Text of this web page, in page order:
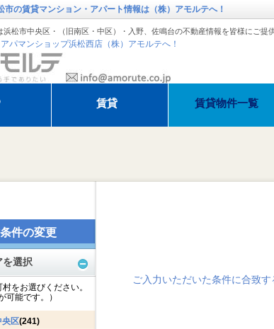
件の変更
を選択
をお選びください。
可能です。）
央区(241)
市の賃貸マンション・アパート情報は（株）アモルテへ！
浜松市中央区・（旧南区・中区）・入野、佐鳴台の不動産情報を皆様にご提
パマンショップ浜松西店（株）アモルテへ！
賃貸 賃貸物件一覧
ご入力いただいた条件に合致